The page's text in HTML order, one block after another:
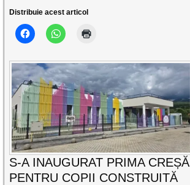
Distribuie acest articol
S-A INAUGURAT PRIMA CREȘĂ
PENTRU COPII CONSTRUITĂ